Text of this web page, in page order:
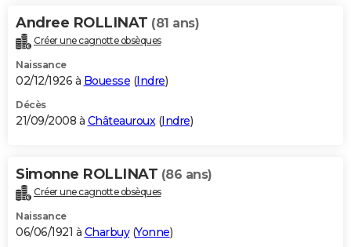
Andree ROLLINAT (81 ans)
Créer une cagnotte obsèques
Naissance
02/12/1926 à Bouesse (Indre)
Décès
21/09/2008 à Châteauroux(Indre)
Simonne ROLLINAT (86 ans)
Créer une cagnotte obsèques
Naissance
06/06/1921 à Charbuy(Yonne)